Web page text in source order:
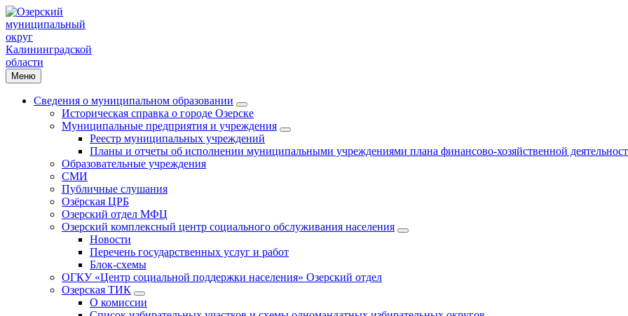
Меню
Сведения о муниципальном образовании
Историческая справка о городе Озерске
Муниципальные предприятия и учреждения
Реестр муниципальных учреждений
Планы и отчеты об исполнении муниципальными учреждениями плана финансово-хозяйственной
Образовательные учреждения
СМИ
Публичные слушания
Озёрская ЦРБ
Озерский отдел МФЦ
Озерский комплексный центр социального обслуживания населения
Новости
Перечень государственных услуг и работ
Блок-схемы
ОГКУ «Центр социальной поддержки населения» Озерский отдел
Озерская ТИК
О комиссии